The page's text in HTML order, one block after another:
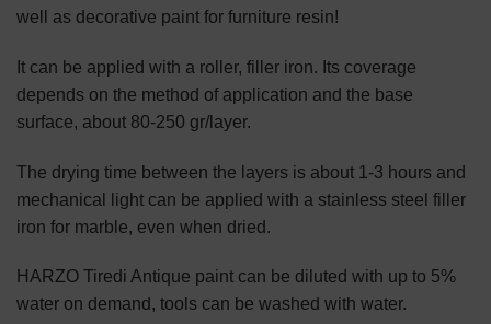
well as decorative paint for furniture resin!
It can be applied with a roller, filler iron. Its coverage
depends on the method of application and the base
surface, about 80-250 gr/layer.
The drying time between the layers is about 1-3 hours and
mechanical light can be applied with a stainless steel filler
iron for marble, even when dried.
HARZO Tiredi Antique paint can be diluted with up to 5%
water on demand, tools can be washed with water.